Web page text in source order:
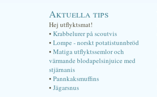
Aktuella tips
Hej utflyktsmat!
• Krabbelurer på scoutvis
• Lompe - norskt potatistunnbröd
• Matiga utflyktssemlor och
värmande blodapelsinjuice med
stjärnanis
• Pannkaksmuffins
• Jägarsnus